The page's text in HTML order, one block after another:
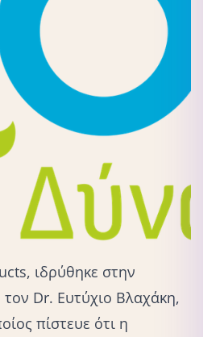
ιδρύθηκε στην
Dr. Ευτύχιο Βλαχάκη,
πίστευε ότι η